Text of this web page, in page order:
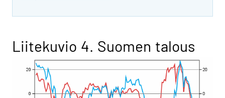
Liitekuvio 4. Suomen talous